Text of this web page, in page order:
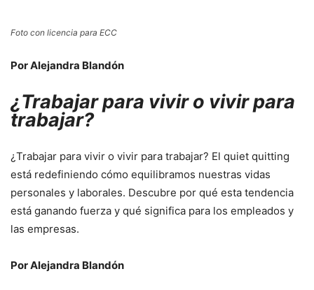
Foto con licencia para ECC
Por Alejandra Blandón
¿Trabajar para vivir o vivir para
trabajar?
¿Trabajar para vivir o vivir para trabajar? El quiet quitting
está redefiniendo cómo equilibramos nuestras vidas
personales y laborales. Descubre por qué esta tendencia
está ganando fuerza y qué significa para los empleados y
las empresas.
Por Alejandra Blandón